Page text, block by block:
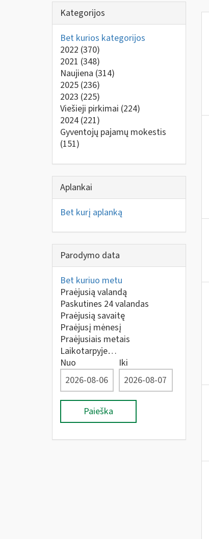
Kategorijos
Bet kurios kategorijos
2022 (370)
2021 (348)
Naujiena (314)
2025 (236)
2023 (225)
Viešieji pirkimai (224)
2024 (221)
Gyventojų pajamų mokestis
(151)
Aplankai
Bet kurį aplanką
Parodymo data
Bet kuriuo metu
Praėjusią valandą
Paskutines 24 valandas
Praėjusią savaitę
Praėjusį mėnesį
Praėjusiais metais
Laikotarpyje…
Nuo
Iki
Paieška